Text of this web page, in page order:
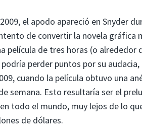
el apodo apareció en Snyder
de convertir la novela gráfica
película de tres horas (o
perder puntos por su
cuando la película obtuvo una
semana. Esto resultaría ser el
todo el mundo, muy lejos de lo
de dólares.